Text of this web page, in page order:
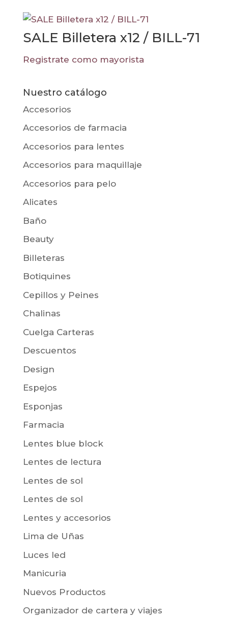
SALE Billetera x12 / BILL-71
Registrate como mayorista
Nuestro catálogo
Accesorios
Accesorios de farmacia
Accesorios para lentes
Accesorios para maquillaje
Accesorios para pelo
Alicates
Baño
Beauty
Billeteras
Botiquines
Cepillos y Peines
Chalinas
Cuelga Carteras
Descuentos
Design
Espejos
Esponjas
Farmacia
Lentes blue block
Lentes de lectura
Lentes de sol
Lentes de sol
Lentes y accesorios
Lima de Uñas
Luces led
Manicuria
Nuevos Productos
Organizador de cartera y viajes